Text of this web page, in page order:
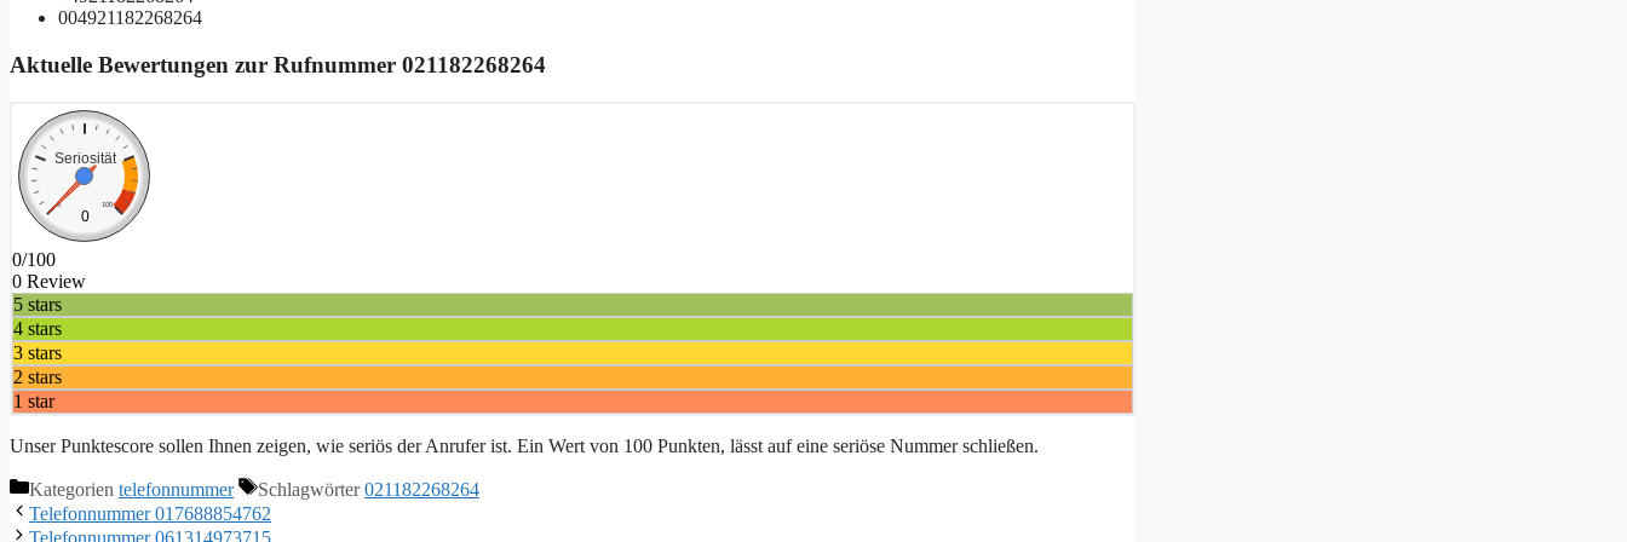
004921182268264
Aktuelle Bewertungen zur Rufnummer 021182268264
Seriosität
0 100
0
0/100
0 Review
5 stars
4 stars
3 stars
2 stars
1 star
Unser Punktescore sollen Ihnen zeigen, wie seriös der Anrufer ist. Ein Wert von 100 Punkten, lässt auf eine seriöse Nummer schließen.
Kategorien telefonnummer Schlagwörter021182268264
Telefonnummer 017688854762
Telefonnummer 061314973715